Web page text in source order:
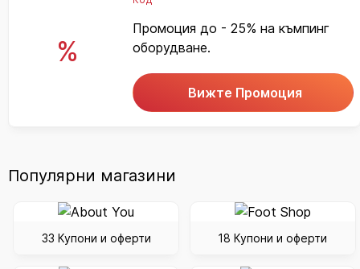
%
Промоция до - 25% на къмпинг
оборудване.
Вижте Промоция
Популярни магазини
33 Купони и оферти 18 Купони и оферти